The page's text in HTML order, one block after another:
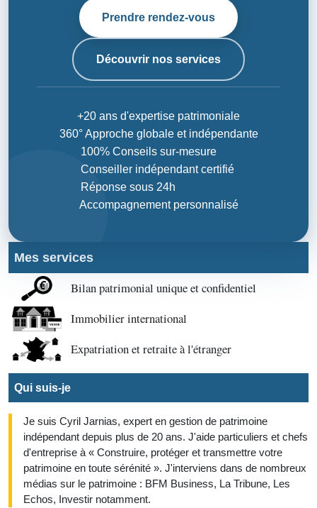
Prendre rendez-vous
Découvrir nos services
+20 ans d'expertise patrimoniale
360° Approche globale et indépendante
100% Conseils sur-mesure
Conseiller indépendant certifié
Réponse sous 24h
Accompagnement personnalisé
Mes services
Bilan patrimonial unique et confidentiel
Immobilier international
Expatriation et retraite à l'étranger
Qui suis-je
Je suis Cyril Jarnias, expert en gestion de patrimoine
indépendant depuis plus de 20 ans. J'aide particuliers et chefs
d'entreprise à « Construire, protéger et transmettre votre
patrimoine en toute sérénité ». J'interviens dans de nombreux
médias sur le patrimoine : BFM Business, La Tribune, Les
Echos, Investir notamment.